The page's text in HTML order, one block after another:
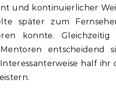
und kontinuierlicher
später zum
konnte.
entscheidend
half